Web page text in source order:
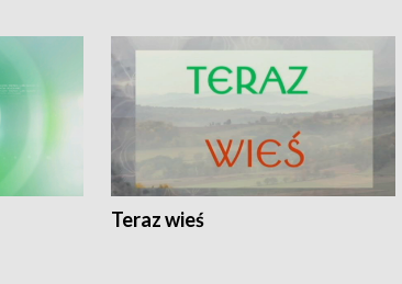
Teraz wieś